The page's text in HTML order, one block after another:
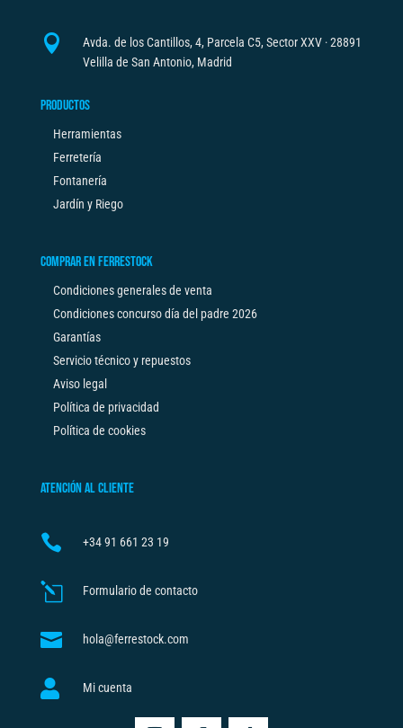

Avda. de los Cantillos, 4, Parcela C5, Sector XXV · 28891
Velilla de San Antonio, Madrid
PRODUCTOS
Herramientas
Ferretería
Fontanería
Jardín y Riego
COMPRAR EN FERRESTOCK
Condiciones generales de venta
Condiciones concurso día del padre 2026
Garantías
Servicio técnico y repuestos
Aviso legal
Política de privacidad
Política de cookies
ATENCIÓN AL CLIENTE
 +3491 661 23 19
l Formulario de contacto
 hola@ferrestock.com
 Mi cuenta